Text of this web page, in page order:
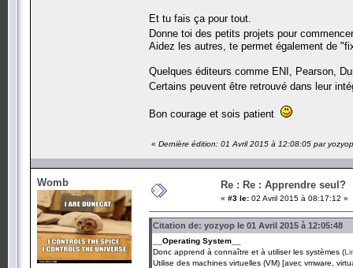
Et tu fais ça pour tout.
Donne toi des petits projets pour
Aidez les autres, te permet également de
Quelques éditeurs comme ENI, Pearson,
Certains peuvent être retrouvé dans leur
Bon courage et sois patient
« Dernière édition: 01 Avril 2015 à 12:08:05 par yozyop
Womb Re : Re : Apprendre seul?
« #3 le: 02 Avril 2015 à 08:17:12 »
Citation de: yozyop le 01 Avril 2015 à 12:05:48
__Operating System__
Donc apprend à connaître et à utiliser les systèmes (
Utilise des machines virtuelles (VM) [avec vmware,